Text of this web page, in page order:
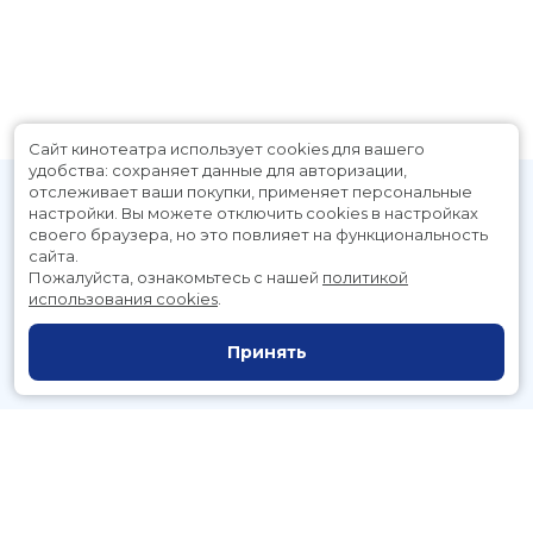
Расписание
Скоро в кино
Служба поддержки
Сайт кинотеатра использует cookies для вашего
удобства: сохраняет данные для авторизации,
отслеживает ваши покупки, применяет персональные
настройки. Вы можете отключить cookies в настройках
своего браузера, но это повлияет на функциональность
сайта.
Пожалуйста, ознакомьтесь с нашей политикой
использования cookies
Принять